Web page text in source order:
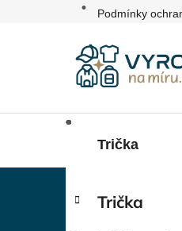
Podmínky
Trička
P Přeskočit
kategorie
K
a
Trička